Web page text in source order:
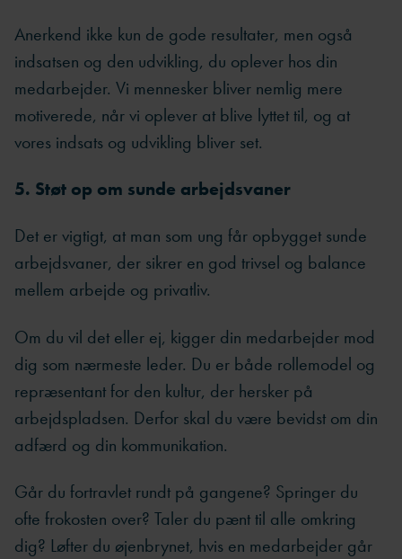
Anerkend ikke kun de gode resultater, men også
indsatsen og den udvikling, du oplever hos din
medarbejder. Vi mennesker bliver nemlig mere
motiverede, når vi oplever at blive lyttet til, og at
vores indsats og udvikling bliver set.
5. Støt op om sunde arbejdsvaner
Det er vigtigt, at man som ung får opbygget sunde
arbejdsvaner, der sikrer en god trivsel og balance
mellem arbejde og privatliv.
Om du vil det eller ej, kigger din medarbejder mod
dig som nærmeste leder. Du er både rollemodel og
repræsentant for den kultur, der hersker på
arbejdspladsen. Derfor skal du være bevidst om din
adfærd og din kommunikation.
Går du fortravlet rundt på gangene? Springer du
ofte frokosten over? Taler du pænt til alle omkring
dig? Løfter du øjenbrynet, hvis en medarbejder går